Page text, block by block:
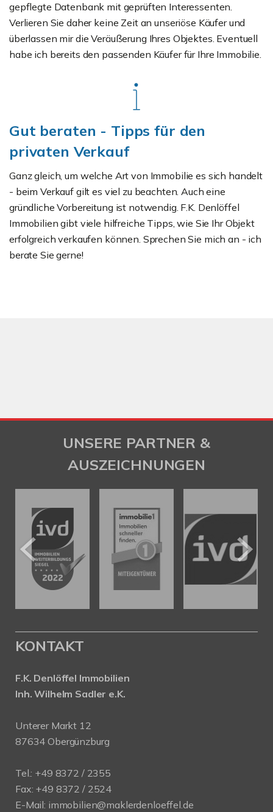
gepflegte Datenbank mit geprüften Interessenten.
Verlieren Sie daher keine Zeit an unseriöse Käufer und
überlassen mir die Veräußerung Ihres Objektes. Eventuell
habe ich bereits den passenden Käufer für Ihre Immobilie.
Gut beraten - Tipps für den
privaten Verkauf
Ganz gleich, um welche Art von Immobilie es sich handelt
- beim Verkauf gilt es viel zu beachten. Auch eine
gründliche Vorbereitung ist notwendig. F.K. Denlöffel
Immobilien gibt viele hilfreiche Tipps, wie Sie Ihr Objekt
erfolgreich verkaufen können. Sprechen Sie mich an - ich
berate Sie gerne!
UNSERE PARTNER &
AUSZEICHNUNGEN
KONTAKT
F.K. Denlöffel Immobilien
Inh. Wilhelm Sadler e.K.
Unterer Markt 12
87634 Obergünzburg
Tel.: +49 8372 / 2355
Fax: +49 8372 / 2524
E-Mail: immobilien@maklerdenloeffel.de